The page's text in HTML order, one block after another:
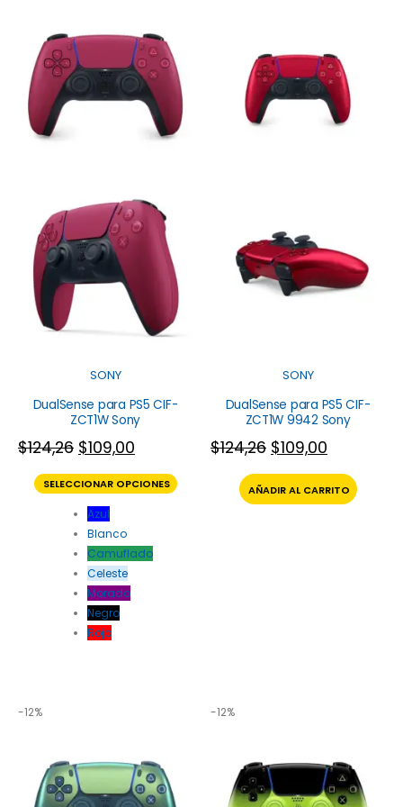
SONY
DualSense para PS5 CIF-
ZCT1W Sony
$124,26 $109,00
SELECCIONAR OPCIONES
Azul
Blanco
Camuflado
Celeste
Morado
Negro
Rojo
SONY
DualSense para PS5 CIF-
ZCT1W 9942 Sony
$124,26 $109,00
AÑADIR AL CARRITO
-12% -12%